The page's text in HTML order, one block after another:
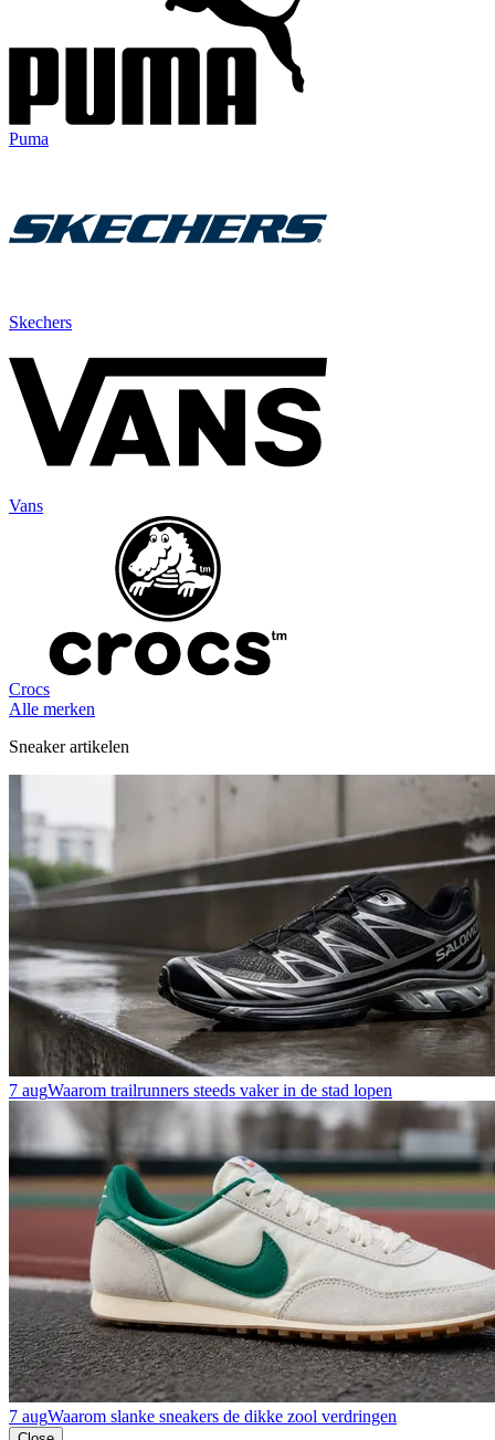
Puma
Skechers
Vans
Crocs
Alle merken
Sneaker artikelen
7 augWaarom trailrunners steeds vaker in de stad lopen
7 augWaarom slanke sneakers de dikke zool verdringen